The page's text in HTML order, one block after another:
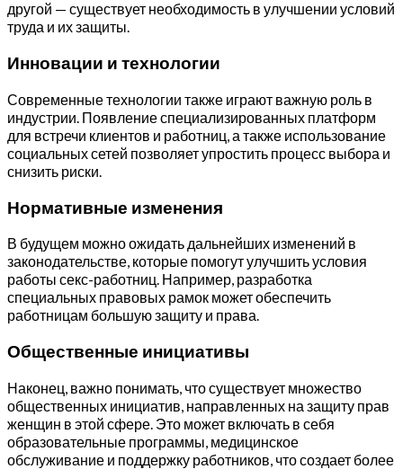
другой — существует необходимость в улучшении условий
труда и их защиты.
Инновации и технологии
Современные технологии также играют важную роль в
индустрии. Появление специализированных платформ
для встречи клиентов и работниц, а также использование
социальных сетей позволяет упростить процесс выбора и
снизить риски.
Нормативные изменения
В будущем можно ожидать дальнейших изменений в
законодательстве, которые помогут улучшить условия
работы секс-работниц. Например, разработка
специальных правовых рамок может обеспечить
работницам большую защиту и права.
Общественные инициативы
Наконец, важно понимать, что существует множество
общественных инициатив, направленных на защиту прав
женщин в этой сфере. Это может включать в себя
образовательные программы, медицинское
обслуживание и поддержку работников, что создает более